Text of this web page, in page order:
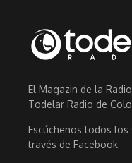
El Magazin de la
Todelar Radio de
Escúchenos todos
través de Facebook